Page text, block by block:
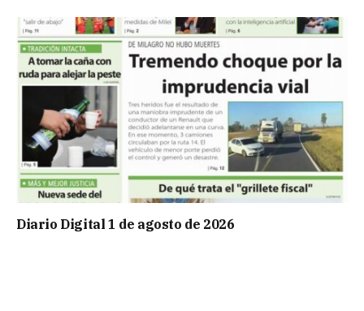
Diario Digital 1 de agosto de 2026